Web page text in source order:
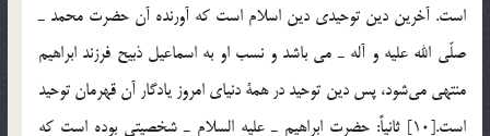
است. آخرين دين توحيدي دين اسلام است كه آورنده آن حضرت محمد ـ
صلّي الله عليه و آله ـ مي باشد و نسب او به اسماعيل ذبيح فرزند ابراهيم
منتهي مي‌شود، ‌پس دين توحيد در همة دنياي امروز يادگار آن قهرمان توحيد
است.[10] ثانياً: حضرت ابراهيم ـ عليه السلام ـ شخصيتي بوده است كه